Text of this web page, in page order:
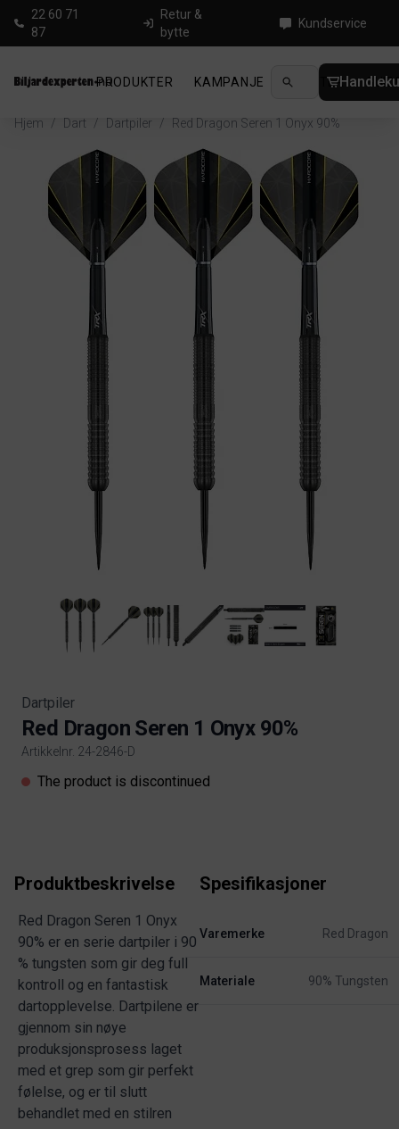
22 60 71
87
Retur &
bytte
Kundservice
PRODUKTER KAMPANJE NYHETER
Hjem / Dart / Dartpiler / Red Dragon Seren 1 Onyx 90%
Dartpiler
Red Dragon Seren 1 Onyx 90%
Artikkelnr. 24-2846-D
Product information
The product is discontinued
Produktbeskrivelse
Red Dragon Seren 1 Onyx
90% er en serie dartpiler i 90
% tungsten som gir deg full
kontroll og en fantastisk
dartopplevelse. Dartpilene er
gjennom sin nøye
produksjonsprosess laget
med et grep som gir perfekt
følelse, og er til slutt
behandlet med en stilren
Spesifikasjoner
Varemerke Red Dragon
Materiale 90% Tungsten